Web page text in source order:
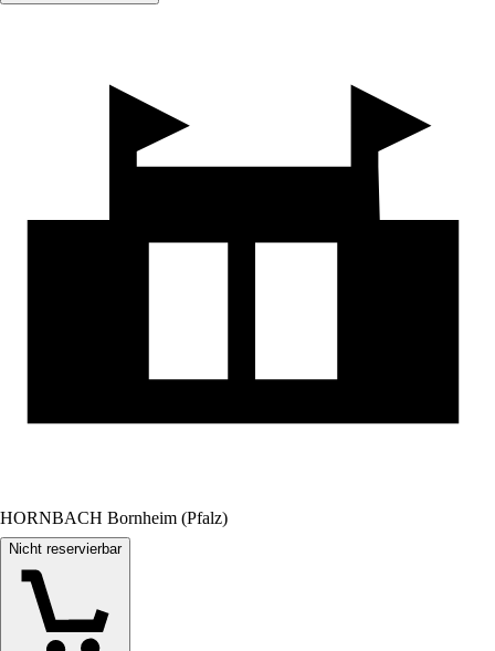
HORNBACH Bornheim (Pfalz)
Nicht reservierbar